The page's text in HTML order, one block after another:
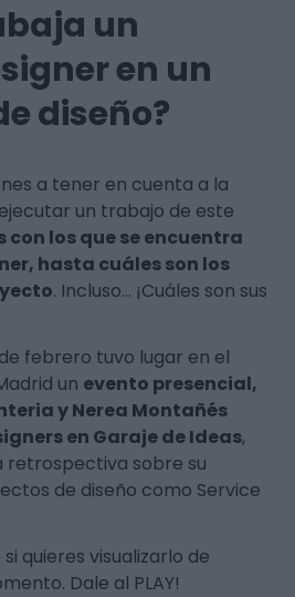
un
en un
diseño?
a tener en cuenta a la
un trabajo de este
con los que se encuentra
hasta cuáles son los
. Incluso… ¡Cuáles son sus
febrero tuvo lugar en el
un evento presencial,
y Nerea Montañés
en Garaje de Ideas,
retrospectiva sobre su
de diseño como Service
quieres visualizarlo de
Dale al PLAY!